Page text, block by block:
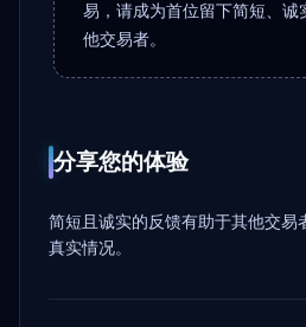
易，请成为首位留下简短、诚
他交易者。
分享您的体验
简短且诚实的反馈有助于其他交易
真实情况。